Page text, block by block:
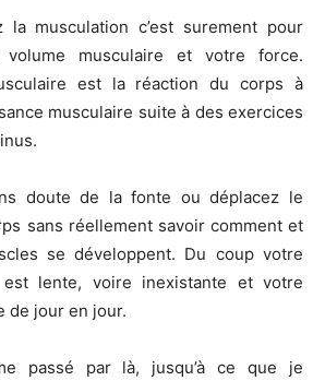
la musculation c’est surement pour
volume musculaire et votre force.
est la réaction du corps à
musculaire suite à des exercices
doute de la fonte ou déplacez le
sans réellement savoir comment et
se développent. Du coup votre
lente, voire inexistante et votre
de jour en jour.
passé par là, jusqu’à ce que je